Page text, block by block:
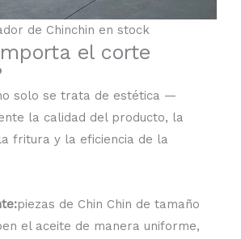
de Chinchin en stock
el corte
solo se trata de estética —
la calidad del producto, la
fritura y la eficiencia de la
piezas de Chin Chin de tamaño
el aceite de manera uniforme,